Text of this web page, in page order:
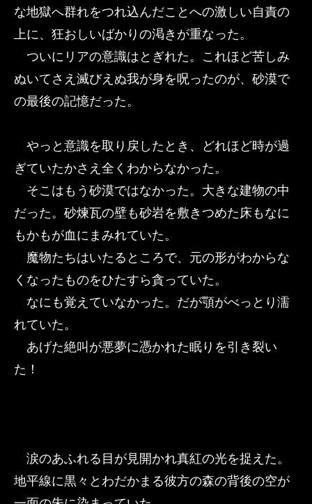
な地獄へ群れをつれ込んだことへの激しい自責の
上に、狂おしいばかりの渇きが重なった。
ついにリアの意識はとぎれた。これほど苦しみ
ぬいてさえ滅びえぬ我が身を呪ったのが、砂漠で
の最後の記憶だった。
やっと意識を取り戻したとき、どれほど時が過
ぎていたかさえ全くわからなかった。
そこはもう砂漠ではなかった。大きな建物の中
だった。砂煉瓦の壁も砂岩を敷きつめた床もなに
もかもが血にまみれていた。
魔物たちはいたるところで、元の形がわからな
くなったものをひたすら貪っていた。
なにも覚えていなかった。だが顎がべっとり濡
れていた。
あげた絶叫が悪夢に憑かれた眠りを引き裂い
た！
涙のあふれる目が見開かれ真紅の光を捉えた。
地平線に黒々とわだかまる彼方の森の背後の空が